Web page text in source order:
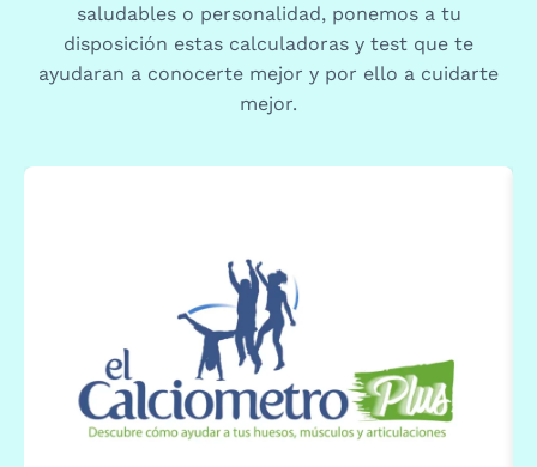
saludables o personalidad, ponemos a tu
disposición estas calculadoras y test que te
ayudaran a conocerte mejor y por ello a cuidarte
mejor.